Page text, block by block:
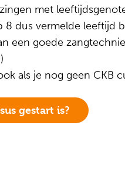
met
8 dus vermelde leeftijd
een goede
als je nog geen CKB
gestart is?